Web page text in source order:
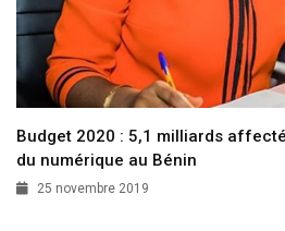
Budget 2020 : 5,1 milliards
du numérique au Bénin
25 novembre 2019